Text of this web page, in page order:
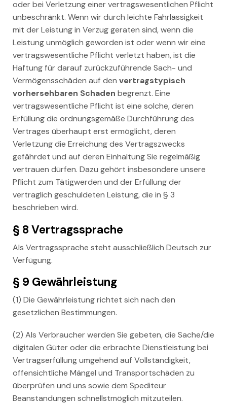
oder bei Verletzung einer vertragswesentlichen Pflicht
unbeschränkt. Wenn wir durch leichte Fahrlässigkeit
mit der Leistung in Verzug geraten sind, wenn die
Leistung unmöglich geworden ist oder wenn wir eine
vertragswesentliche Pflicht verletzt haben, ist die
Haftung für darauf zurückzuführende Sach- und
Vermögensschäden auf den vertragstypisch
vorhersehbaren Schaden begrenzt. Eine
vertragswesentliche Pflicht ist eine solche, deren
Erfüllung die ordnungsgemäße Durchführung des
Vertrages überhaupt erst ermöglicht, deren
Verletzung die Erreichung des Vertragszwecks
gefährdet und auf deren Einhaltung Sie regelmäßig
vertrauen dürfen. Dazu gehört insbesondere unsere
Pflicht zum Tätigwerden und der Erfüllung der
vertraglich geschuldeten Leistung, die in § 3
beschrieben wird.
§ 8 Vertragssprache
Als Vertragssprache steht ausschließlich Deutsch zur
Verfügung.
§ 9 Gewährleistung
(1) Die Gewährleistung richtet sich nach den
gesetzlichen Bestimmungen.
(2) Als Verbraucher werden Sie gebeten, die Sache/die
digitalen Güter oder die erbrachte Dienstleistung bei
Vertragserfüllung umgehend auf Vollständigkeit,
offensichtliche Mängel und Transportschäden zu
überprüfen und uns sowie dem Spediteur
Beanstandungen schnellstmöglich mitzuteilen.